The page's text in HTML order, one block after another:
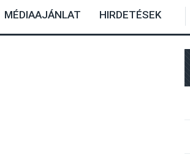
MÉDIAAJÁNLAT HIRDETÉSEK